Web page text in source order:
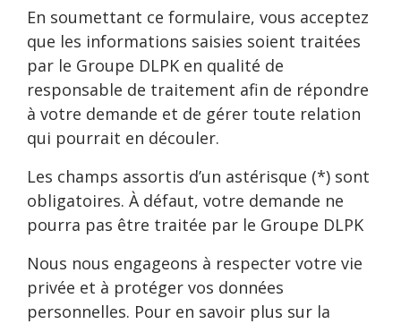
En soumettant ce formulaire, vous acceptez
que les informations saisies soient traitées
par le Groupe DLPK en qualité de
responsable de traitement afin de répondre
à votre demande et de gérer toute relation
qui pourrait en découler.
Les champs assortis d’un astérisque (*) sont
obligatoires. À défaut, votre demande ne
pourra pas être traitée par le Groupe DLPK
Nous nous engageons à respecter votre vie
privée et à protéger vos données
personnelles. Pour en savoir plus sur la